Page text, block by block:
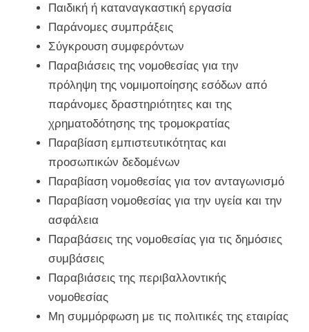
Παιδική ή καταναγκαστική εργασία
Παράνομες συμπράξεις
Σύγκρουση συμφερόντων
Παραβιάσεις της νομοθεσίας για την
πρόληψη της νομιμοποίησης εσόδων από
παράνομες δραστηριότητες και της
χρηματοδότησης της τρομοκρατίας
Παραβίαση εμπιστευτικότητας και
προσωπικών δεδομένων
Παραβίαση νομοθεσίας για τον ανταγωνισμό
Παραβίαση νομοθεσίας για την υγεία και την
ασφάλεια
Παραβάσεις της νομοθεσίας για τις δημόσιες
συμβάσεις
Παραβιάσεις της περιβαλλοντικής
νομοθεσίας
Μη συμμόρφωση με τις πολιτικές της εταιρίας